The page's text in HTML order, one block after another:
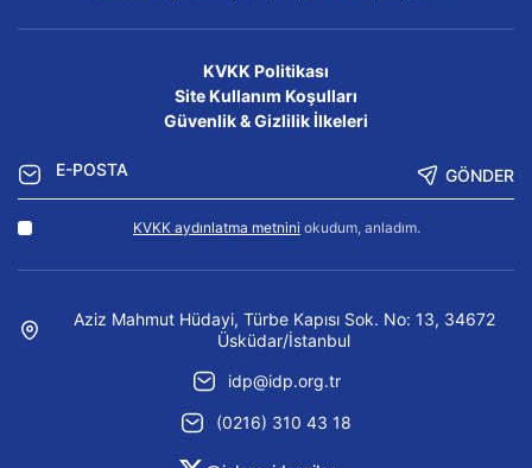
KVKK Politikası
Site Kullanım Koşulları
Güvenlik & Gizlilik İlkeleri
GÖNDER
KVKK aydınlatma metnini okudum, anladım.
Aziz Mahmut Hüdayi, Türbe Kapısı Sok. No: 13, 34672
Üsküdar/İstanbul
idp@idp.org.tr
(0216) 310 43 18